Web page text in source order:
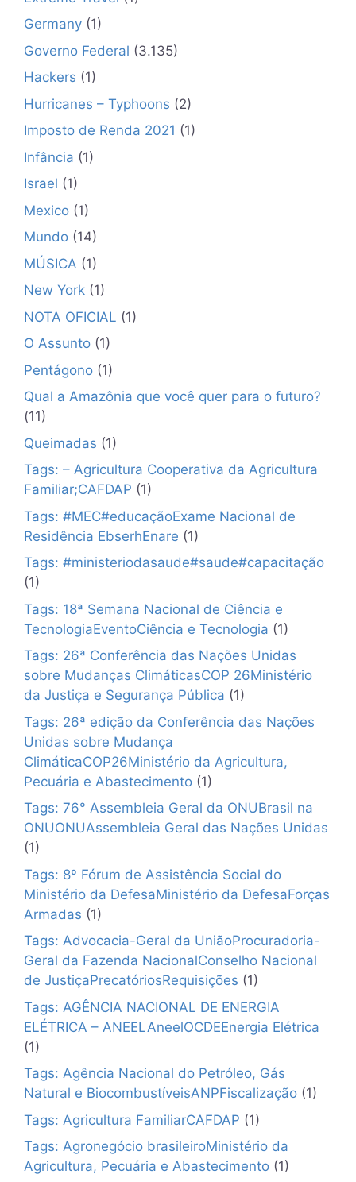
Germany (1)
Governo Federal (3.135)
Hackers (1)
Hurricanes – Typhoons (2)
Imposto de Renda 2021 (1)
Infância (1)
Israel (1)
Mexico (1)
Mundo (14)
MÚSICA (1)
New York (1)
NOTA OFICIAL (1)
O Assunto (1)
Pentágono (1)
Qual a Amazônia que você quer para o futuro?
(11)
Queimadas (1)
Tags: – Agricultura Cooperativa da Agricultura
Familiar;CAFDAP (1)
Tags: #MEC#educaçãoExame Nacional de
Residência EbserhEnare (1)
Tags: #ministeriodasaude#saude#capacitação
(1)
Tags: 18ª Semana Nacional de Ciência e
TecnologiaEventoCiência e Tecnologia (1)
Tags: 26ª Conferência das Nações Unidas
sobre Mudanças ClimáticasCOP 26Ministério
da Justiça e Segurança Pública (1)
Tags: 26ª edição da Conferência das Nações
Unidas sobre Mudança
ClimáticaCOP26Ministério da Agricultura,
Pecuária e Abastecimento (1)
Tags: 76° Assembleia Geral da ONUBrasil na
ONUONUAssembleia Geral das Nações Unidas
(1)
Tags: 8º Fórum de Assistência Social do
Ministério da DefesaMinistério da DefesaForças
Armadas (1)
Tags: Advocacia-Geral da UniãoProcuradoria-
Geral da Fazenda NacionalConselho Nacional
de JustiçaPrecatóriosRequisições (1)
Tags: AGÊNCIA NACIONAL DE ENERGIA
ELÉTRICA – ANEELAneelOCDEEnergia Elétrica
(1)
Tags: Agência Nacional do Petróleo, Gás
Natural e BiocombustíveisANPFiscalização (1)
Tags: Agricultura FamiliarCAFDAP (1)
Tags: Agronegócio brasileiroMinistério da
Agricultura, Pecuária e Abastecimento (1)